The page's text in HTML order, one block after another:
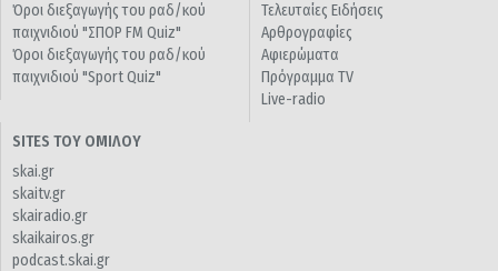
Όροι διεξαγωγής του ραδ/κού
παιχνιδιού "ΣΠΟΡ FM Quiz"
Όροι διεξαγωγής του ραδ/κού
παιχνιδιού "Sport Quiz"
Τελευταίες Ειδήσεις
Αρθρογραφίες
Αφιερώματα
Πρόγραμμα TV
Live-radio
SITES ΤΟΥ ΟΜΙΛΟΥ
skai.gr
skaitv.gr
skairadio.gr
skaikairos.gr
podcast.skai.gr